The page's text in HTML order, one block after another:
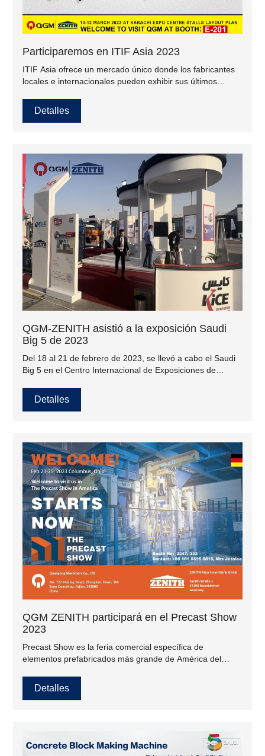
Participaremos en ITIF Asia 2023
ITIF Asia ofrece un mercado único donde los fabricantes
locales e internacionales pueden exhibir sus últimos
contactos, renovar viejos lazos e intercambiar ideas.
Detalles
QGM-ZENITH asistió a la exposición Saudi
Big 5 de 2023
Del 18 al 21 de febrero de 2023, se llevó a cabo el Saudi
Big 5 en el Centro Internacional de Exposiciones de
área total de 20.000 metros cuadrados, con 308
expositores de China, Turquía, Alemania, India, Emiratos
Detalles
QGM ZENITH participará en el Precast Show
2023
Precast Show es la feria comercial específica de
elementos prefabricados más grande de América del
proveedores más importantes de la industria y los
principales expertos en equipos bajo un mismo techo.
Detalles